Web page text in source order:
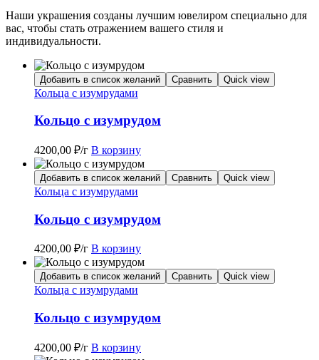
Наши украшения созданы лучшим ювелиром специально для
вас, чтобы стать отражением вашего стиля и
индивидуальности.
Добавить в список желаний Сравнить Quick view
Кольца с изумрудами
Кольцо с изумрудом
4200,00 ₽/г В корзину
Добавить в список желаний Сравнить Quick view
Кольца с изумрудами
Кольцо с изумрудом
4200,00 ₽/г В корзину
Добавить в список желаний Сравнить Quick view
Кольца с изумрудами
Кольцо с изумрудом
4200,00 ₽/г В корзину